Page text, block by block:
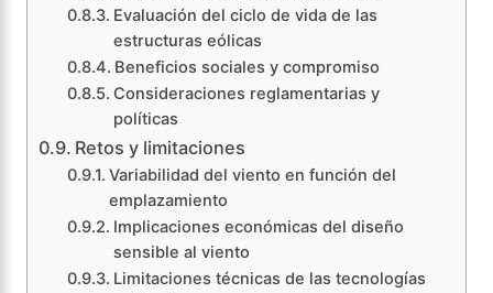
Evaluación del ciclo de vida de las
estructuras eólicas
Beneficios sociales y compromiso
Consideraciones reglamentarias y
políticas
Retos y limitaciones
Variabilidad del viento en función del
emplazamiento
Implicaciones económicas del diseño
sensible al viento
Limitaciones técnicas de las tecnologías